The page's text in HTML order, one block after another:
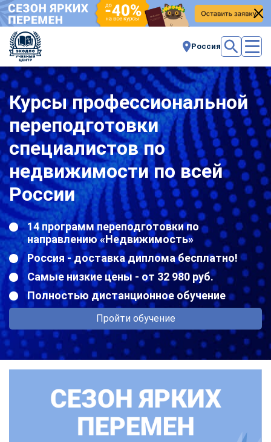
Россия
Курсы профессиональной
переподготовки
специалистов по
недвижимости по всей
России
14 программ переподготовки по
направлению «Недвижимость»
Россия - доставка диплома бесплатно!
Самые низкие цены - от 32 980 руб.
Полностью дистанционное обучение
Пройти обучение